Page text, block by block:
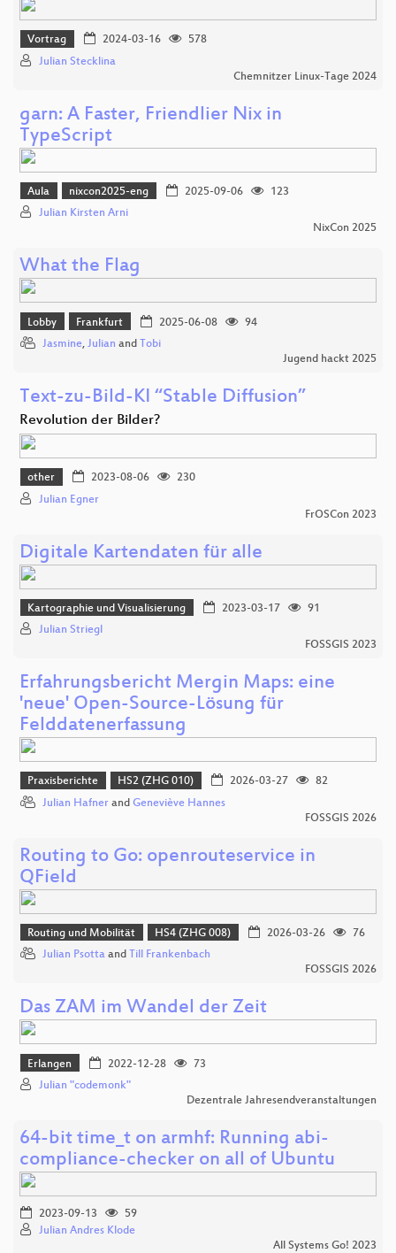
Vortrag 2024-03-16
578
Julian Stecklina
Chemnitzer Linux-Tage 2024
garn: A Faster, Friendlier Nix in
TypeScript
Aula nixcon2025-eng 2025-09-06
123
Julian Kirsten Arni
NixCon 2025
What the Flag
Lobby Frankfurt 2025-06-08
94
Jasmine, Julian and Tobi
Jugend hackt 2025
Text-zu-Bild-KI “Stable Diffusion”
Revolution der Bilder?
other 2023-08-06
230
Julian Egner
FrOSCon 2023
Digitale Kartendaten für alle
Kartographie und Visualisierung 2023-03-17
91
Julian Striegl
FOSSGIS 2023
Erfahrungsbericht Mergin Maps: eine
'neue' Open-Source-Lösung für
Felddatenerfassung
Praxisberichte HS2 (ZHG 010) 2026-03-27
82
Julian Hafner and Geneviève Hannes
FOSSGIS 2026
Routing to Go: openrouteservice in
QField
Routing und Mobilität HS4 (ZHG 008) 2026-03-26
76
Julian Psotta and Till Frankenbach
FOSSGIS 2026
Das ZAM im Wandel der Zeit
Erlangen 2022-12-28
73
Julian "codemonk"
Dezentrale Jahresendveranstaltungen
64-bit time_t on armhf: Running abi-
compliance-checker on all of Ubuntu
2023-09-13
59
Julian Andres Klode
All Systems Go! 2023